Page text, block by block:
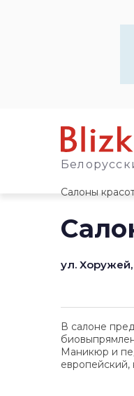
Салоны
ул. Хоружей,
В салоне
Маникюр и
европейский,